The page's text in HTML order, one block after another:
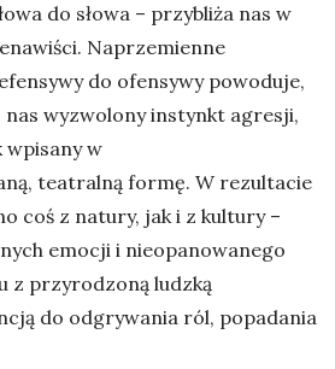
do słowa – przybliża nas w
Naprzemienne
do ofensywy powoduje,
wyzwolony instynkt agresji,
w
teatralną formę. W rezultacie
coś z natury, jak i z kultury –
emocji i nieopanowanego
z przyrodzoną ludzką
do odgrywania ról, popadania